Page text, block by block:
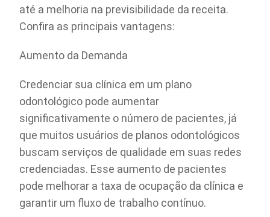
até a melhoria na previsibilidade da receita.
Confira as principais vantagens:
Aumento da Demanda
Credenciar sua clínica em um plano
odontológico pode aumentar
significativamente o número de pacientes, já
que muitos usuários de planos odontológicos
buscam serviços de qualidade em suas redes
credenciadas. Esse aumento de pacientes
pode melhorar a taxa de ocupação da clínica e
garantir um fluxo de trabalho contínuo.